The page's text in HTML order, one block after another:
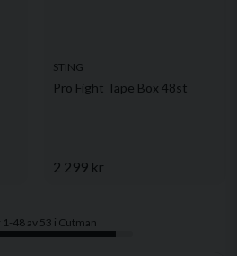
STING
Pro Fight Tape Box 48st
2 299 kr
48 av 53 i Cutman